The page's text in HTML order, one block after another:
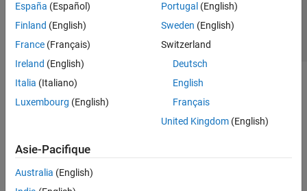
España (Español)
Finland (English)
France (Français)
Ireland (English)
Italia (Italiano)
Luxembourg (English)
Portugal (English)
Sweden (English)
Switzerland
Deutsch
English
Français
United Kingdom(English)
Asie-Pacifique
Australia (English)